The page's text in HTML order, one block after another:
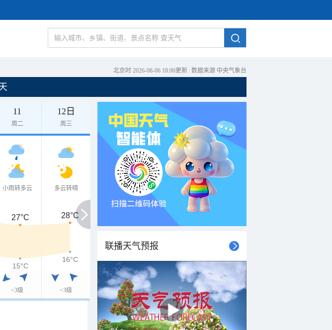
北京时 2026-08-06 18:00更新 数据来源 中央气象台
11
周二
12日
周三
小雨转多云
<3级
多云转晴
<3级
27°C 28°C
15°C
16°C
联播天气预报